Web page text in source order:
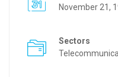
November 21,
Sectors